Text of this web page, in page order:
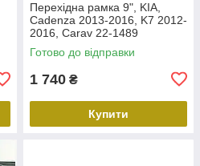
Перехідна рамка 9", KIA,
Cadenza 2013-2016, K7 2012-
2016, Carav 22-1489
Готово до відправки
1 740 ₴
Купити